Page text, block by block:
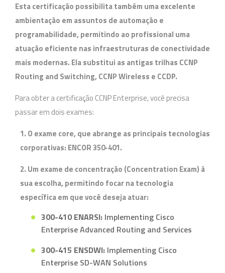
Esta certificação possibilita também uma excelente
ambientação em assuntos de automação e
programabilidade, permitindo ao profissional uma
atuação eficiente nas infraestruturas de conectividade
mais modernas. Ela substitui as antigas trilhas CCNP
Routing and Switching, CCNP Wireless e CCDP.
Para obter a certificação CCNP Enterprise, você precisa
passar em dois exames:
1. O exame core, que abrange as principais tecnologias
corporativas: ENCOR 350-401.
2. Um exame de concentração (Concentration Exam) à
sua escolha, permitindo focar na tecnologia
específica em que você deseja atuar:
300-410 ENARSI: Implementing Cisco
Enterprise Advanced Routing and Services
300-415 ENSDWI: Implementing Cisco
Enterprise SD-WAN Solutions